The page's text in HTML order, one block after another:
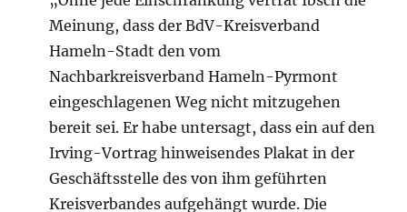
Meinung, dass der BdV-Kreisverband
Hameln-Stadt den vom
Nachbarkreisverband Hameln-Pyrmont
eingeschlagenen Weg nicht mitzugehen
bereit sei. Er habe untersagt, dass ein auf den
Irving-Vortrag hinweisendes Plakat in der
Geschäftsstelle des von ihm geführten
Kreisverbandes aufgehängt wurde. Die